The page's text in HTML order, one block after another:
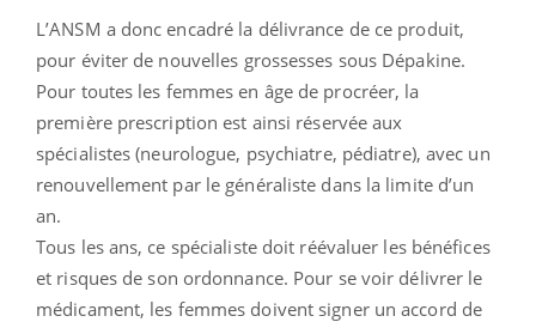
L’ANSM a donc encadré la délivrance de ce produit,
pour éviter de nouvelles grossesses sous Dépakine.
Pour toutes les femmes en âge de procréer, la
première prescription est ainsi réservée aux
spécialistes (neurologue, psychiatre, pédiatre), avec un
renouvellement par le généraliste dans la limite d’un
an.
Tous les ans, ce spécialiste doit réévaluer les bénéfices
et risques de son ordonnance. Pour se voir délivrer le
médicament, les femmes doivent signer un accord de